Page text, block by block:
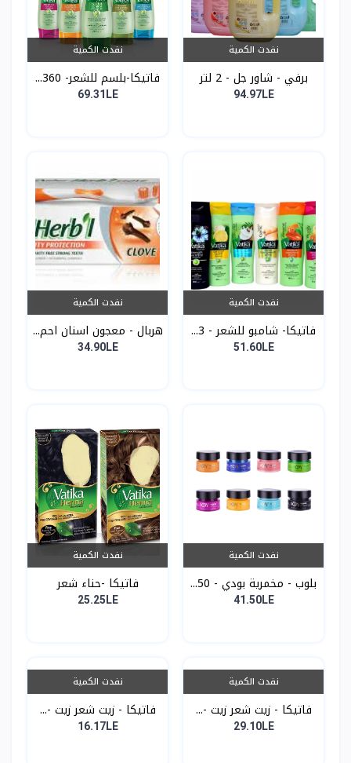
نفدت الكمية
برفي - شاور جل - 2 لتر
94.97LE
نفدت الكمية
فاتيكا-بلسم للشعر- 360...
69.31LE
نفدت الكمية
فاتيكا- شامبو للشعر - 3...
51.60LE
نفدت الكمية
هربال - معجون اسنان احم...
34.90LE
نفدت الكمية
بلوب - مخمرية بودي - 50...
41.50LE
نفدت الكمية
فاتيكا -حناء شعر
25.25LE
نفدت الكمية
فاتيكا - زيت شعر زيت -...
29.10LE
نفدت الكمية
فاتيكا - زيت شعر زيت -...
16.17LE